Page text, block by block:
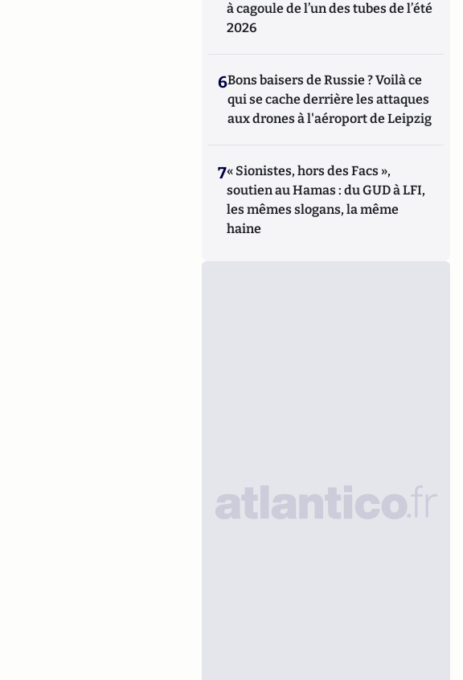
à cagoule de l’un des tubes de l’été
2026
6Bons baisers de Russie ? Voilà ce
qui se cache derrière les attaques
aux drones à l'aéroport de Leipzig
7« Sionistes, hors des Facs »,
soutien au Hamas : du GUD à LFI,
les mêmes slogans, la même
haine